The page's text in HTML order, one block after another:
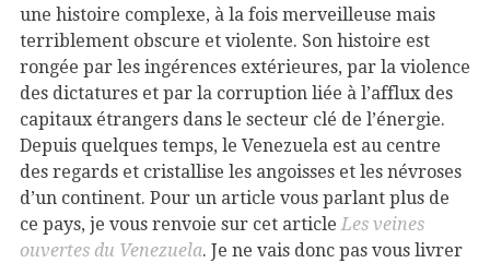
une histoire complexe, à la fois merveilleuse mais
terriblement obscure et violente. Son histoire est
rongée par les ingérences extérieures, par la violence
des dictatures et par la corruption liée à l’afflux des
capitaux étrangers dans le secteur clé de l’énergie.
Depuis quelques temps, le Venezuela est au centre
des regards et cristallise les angoisses et les névroses
d’un continent. Pour un article vous parlant plus de
ce pays, je vous renvoie sur cet article Les veines
ouvertes du Venezuela. Je ne vais donc pas vous livrer